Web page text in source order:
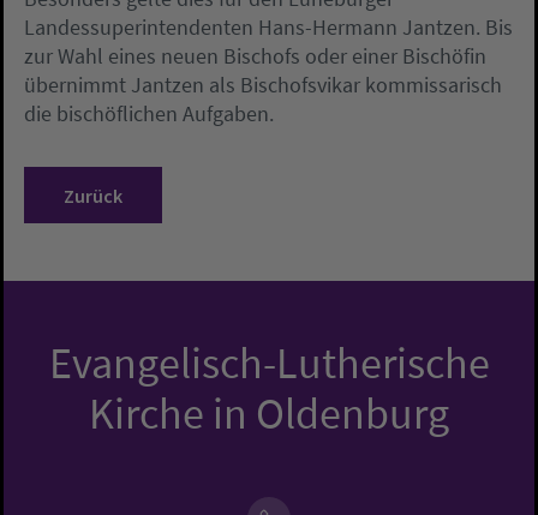
Landessuperintendenten Hans-Hermann Jantzen. Bis
zur Wahl eines neuen Bischofs oder einer Bischöfin
übernimmt Jantzen als Bischofsvikar kommissarisch
die bischöflichen Aufgaben.
Zurück
Evangelisch-Lutherische
Kirche in Oldenburg